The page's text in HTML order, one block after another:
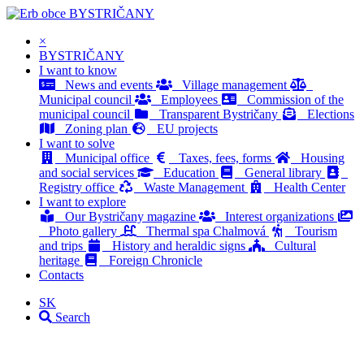
BYSTRIČANY
×
BYSTRIČANY
I want to know
News and events
Village management
Municipal council
Employees
Commission of the
municipal council
Transparent Bystričany
Elections
Zoning plan
EU projects
I want to solve
Municipal office
Taxes, fees, forms
Housing
and social services
Education
General library
Registry office
Waste Management
Health Center
I want to explore
Our Bystričany magazine
Interest organizations
Photo gallery
Thermal spa Chalmová
Tourism
and trips
History and heraldic signs
Cultural
heritage
Foreign Chronicle
Contacts
SK
Search